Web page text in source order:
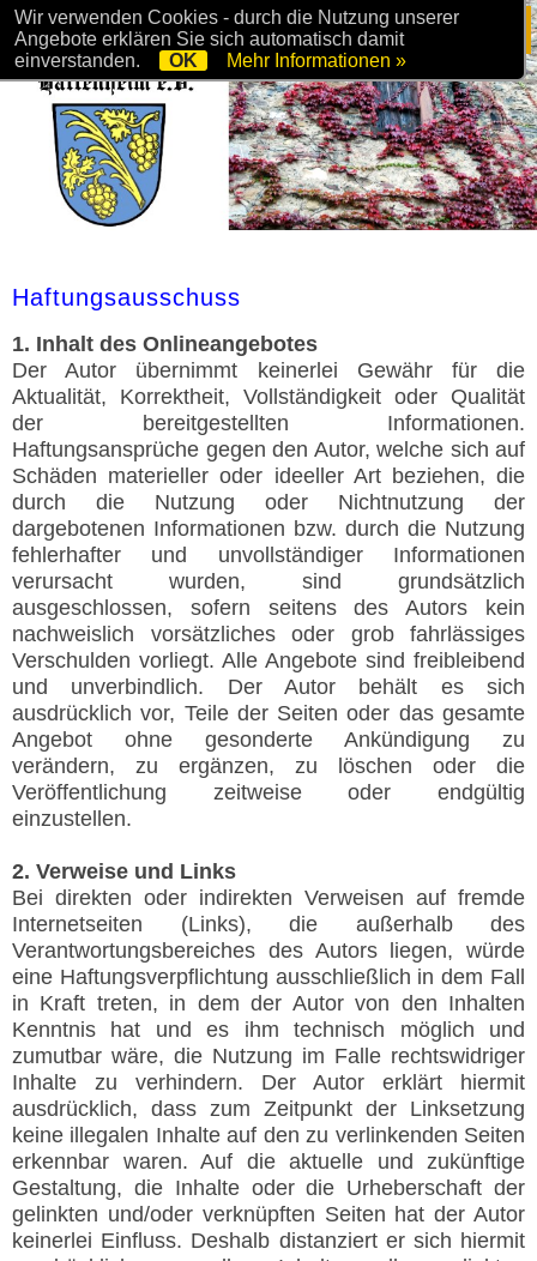
Haftungsausschuss
1. Inhalt des Onlineangebotes
Der Autor übernimmt keinerlei Gewähr für die
Aktualität, Korrektheit, Vollständigkeit oder Qualität
der bereitgestellten Informationen.
Haftungsansprüche gegen den Autor, welche sich auf
Schäden materieller oder ideeller Art beziehen, die
durch die Nutzung oder Nichtnutzung der
dargebotenen Informationen bzw. durch die Nutzung
fehlerhafter und unvollständiger Informationen
verursacht wurden, sind grundsätzlich
ausgeschlossen, sofern seitens des Autors kein
nachweislich vorsätzliches oder grob fahrlässiges
Verschulden vorliegt. Alle Angebote sind freibleibend
und unverbindlich. Der Autor behält es sich
ausdrücklich vor, Teile der Seiten oder das gesamte
Angebot ohne gesonderte Ankündigung zu
verändern, zu ergänzen, zu löschen oder die
Veröffentlichung zeitweise oder endgültig
einzustellen.
2. Verweise und Links
Bei direkten oder indirekten Verweisen auf fremde
Internetseiten (Links), die außerhalb des
Verantwortungsbereiches des Autors liegen, würde
eine Haftungsverpflichtung ausschließlich in dem Fall
in Kraft treten, in dem der Autor von den Inhalten
Kenntnis hat und es ihm technisch möglich und
zumutbar wäre, die Nutzung im Falle rechtswidriger
Inhalte zu verhindern. Der Autor erklärt hiermit
ausdrücklich, dass zum Zeitpunkt der Linksetzung
keine illegalen Inhalte auf den zu verlinkenden Seiten
erkennbar waren. Auf die aktuelle und zukünftige
Gestaltung, die Inhalte oder die Urheberschaft der
gelinkten und/oder verknüpften Seiten hat der Autor
keinerlei Einfluss. Deshalb distanziert er sich hiermit
Wir verwenden Cookies - durch die Nutzung unserer
Angebote erklären Sie sich automatisch damit
einverstanden.
OK Mehr Informationen »